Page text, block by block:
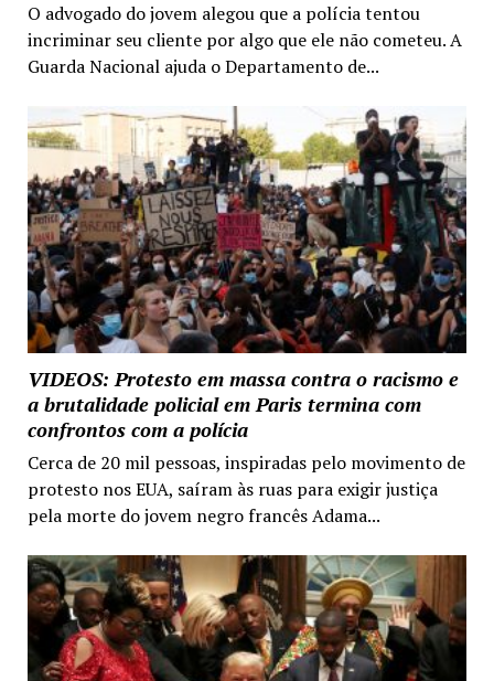
O advogado do jovem alegou que a polícia tentou
incriminar seu cliente por algo que ele não cometeu. A
Guarda Nacional ajuda o Departamento de...
VIDEOS: Protesto em massa contra o racismo e
a brutalidade policial em Paris termina com
confrontos com a polícia
Cerca de 20 mil pessoas, inspiradas pelo movimento de
protesto nos EUA, saíram às ruas para exigir justiça
pela morte do jovem negro francês Adama...